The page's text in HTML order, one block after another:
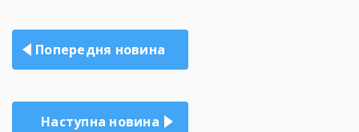
Навігація
записів
Попередня новина
Наступна новина